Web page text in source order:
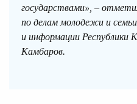
государствами», –
по делам молодежи и
и информации Республики
Камбаров.